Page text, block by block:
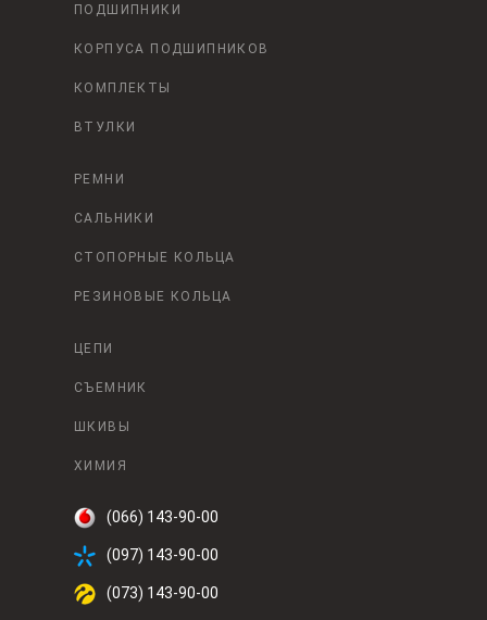
ПОДШИПНИКИ
КОРПУСА ПОДШИПНИКОВ
КОМПЛЕКТЫ
ВТУЛКИ
РЕМНИ
САЛЬНИКИ
СТОПОРНЫЕ КОЛЬЦА
РЕЗИНОВЫЕ КОЛЬЦА
ЦЕПИ
СЪЕМНИК
ШКИВЫ
ХИМИЯ
(066) 143-90-00
(097) 143-90-00
(073) 143-90-00